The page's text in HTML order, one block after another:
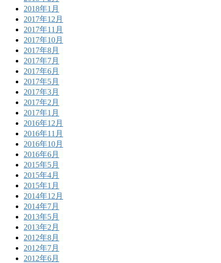
2018年1月
2017年12月
2017年11月
2017年10月
2017年8月
2017年7月
2017年6月
2017年5月
2017年3月
2017年2月
2017年1月
2016年12月
2016年11月
2016年10月
2016年6月
2015年5月
2015年4月
2015年1月
2014年12月
2014年7月
2013年5月
2013年2月
2012年8月
2012年7月
2012年6月